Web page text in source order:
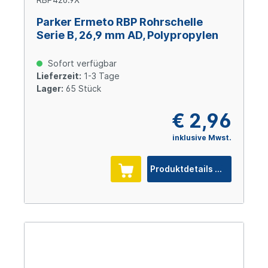
Parker Ermeto RBP Rohrschelle
Serie B, 26,9 mm AD, Polypropylen
Sofort verfügbar
Lieferzeit: 1-3 Tage
Lager: 65 Stück
€ 2,96
inklusive Mwst.
Produktdetails